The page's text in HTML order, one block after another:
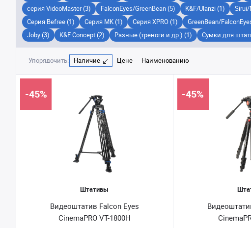
серия VideoMaster (3)
FalconEyes/GreenBean (5) K&F/Ulanzi (1) Sirui/
Серия Befree (1)
Серия MK (1) Серия XPRO (1) GreenBean/
Joby (3)
K&F Concept (2) Разные (треноги и др.) (1) Сумки для
Упорядочить: Наличие Цене Наименованию
Штативы
Видеоштатив Falcon Eyes
CinemaPRO VT-1800H
-45% -45%